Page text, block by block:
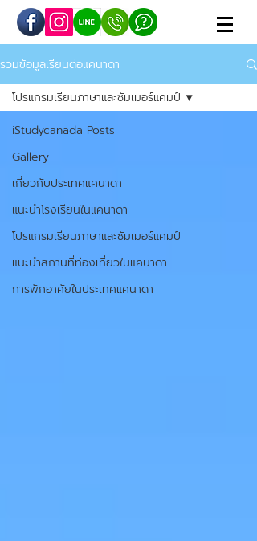
รวมข้อมูลเรียนต่อแคนาดา
iStudycanada Posts
Gallery
เกี่ยวกับประเทศแคนาดา
แนะนำโรงเรียนในแคนาดา
โปรแกรมเรียนภาษาและซัมเมอร์แคมป์
แนะนำสถานที่ท่องเที่ยวในแคนาดา
การพักอาศัยในประเทศแคนาดา
โปรแกรมเรียนภาษาและซัมเมอร์แคมป์